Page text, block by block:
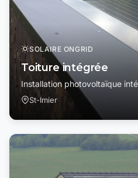
SOLAIRE ONGRID
Toiture intégrée
Installation photovoltaïque
St-Imier